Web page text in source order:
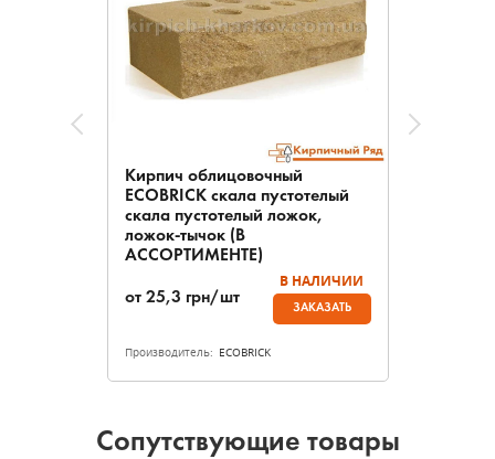
Кирпич облицовочный
ECOBRICK скала пустотелый
скала пустотелый ложок,
ложок-тычок (В
АССОРТИМЕНТЕ)
от 25,3 грн/шт
В НАЛИЧИИ
ЗАКАЗАТЬ
Производитель: ECOBRICK
Сопутствующие товары